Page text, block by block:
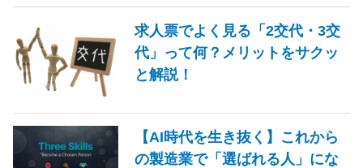
求人票でよく見る「2交代・3交
代」って何？メリットをサクッ
と解説！
【AI時代を生き抜く】これから
の製造業で「選ばれる人」にな